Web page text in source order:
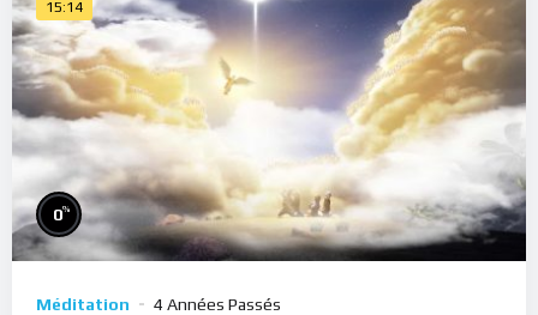
15:14
0%
Méditation 4 Années Passés